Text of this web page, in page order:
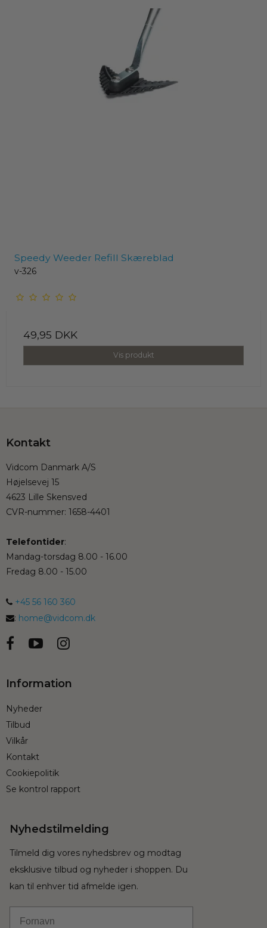
Speedy Weeder Refill Skæreblad
v-326
49,95 DKK
Vis produkt
Kontakt
Vidcom Danmark A/S
Højelsevej 15
4623 Lille Skensved
CVR-nummer: 1658-4401
Telefontider:
Mandag-torsdag 8.00 - 16.00
Fredag 8.00 - 15.00
+45 56 160 360
: home@vidcom.dk
Information
Nyheder
Tilbud
Vilkår
Kontakt
Cookiepolitik
Se kontrol rapport
Nyhedstilmelding
Tilmeld dig vores nyhedsbrev og modtag
eksklusive tilbud og nyheder i shoppen. Du
kan til enhver tid afmelde igen.